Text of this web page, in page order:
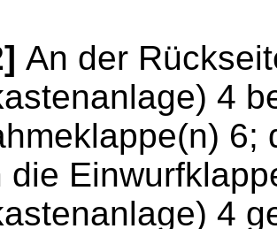
An der
4
6;
die
4